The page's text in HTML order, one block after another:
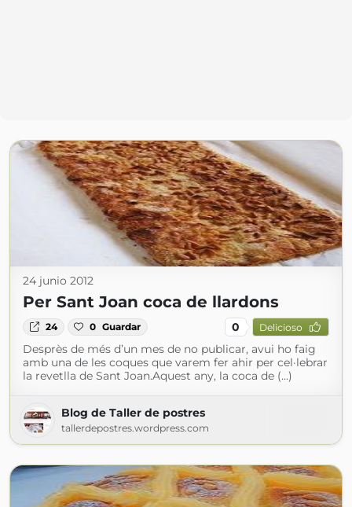
24 junio 2012
Per Sant Joan coca de llardons
24 0 Guardar 0 Delicioso
Desprès de més d’un mes de no publicar, avui ho faig
amb una de les coques que varem fer ahir per cel·lebrar
la revetlla de Sant Joan.Aquest any, la coca de (...)
Blog de Taller de postres
tallerdepostres.wordpress.com